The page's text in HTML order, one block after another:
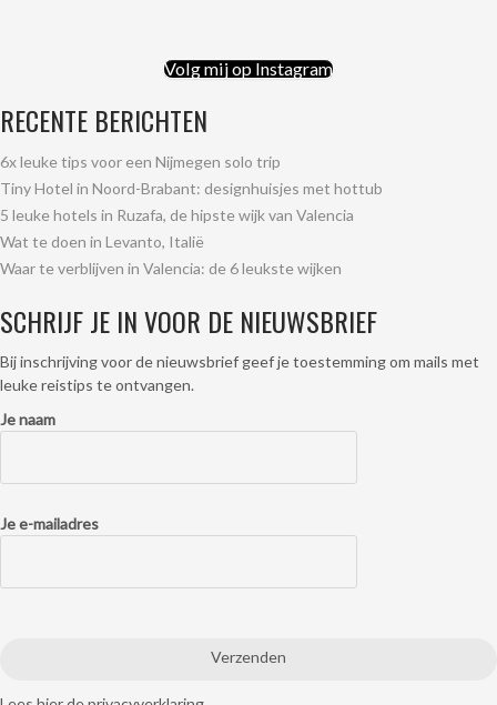
Volg mij op Instagram
RECENTE BERICHTEN
6x leuke tips voor een Nijmegen solo trip
Tiny Hotel in Noord-Brabant: designhuisjes met hottub
5 leuke hotels in Ruzafa, de hipste wijk van Valencia
Wat te doen in Levanto, Italië
Waar te verblijven in Valencia: de 6 leukste wijken
SCHRIJF JE IN VOOR DE NIEUWSBRIEF
Bij inschrijving voor de nieuwsbrief geef je toestemming om mails met
leuke reistips te ontvangen.
Je naam
Je e-mailadres